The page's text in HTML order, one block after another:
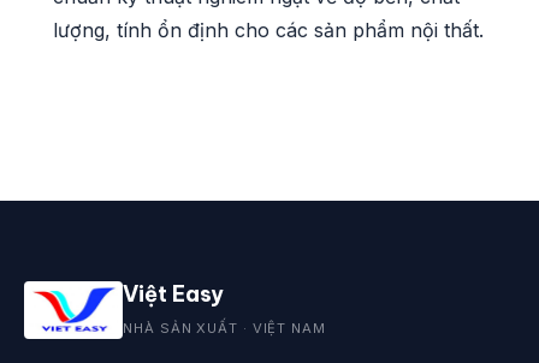
lượng, tính ổn định cho các sản phẩm nội thất.
Việt Easy
NHÀ SẢN XUẤT · VIỆT NAM